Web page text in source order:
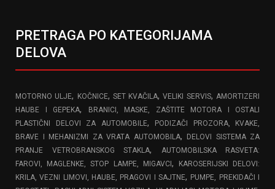
PRETRAGA PO KATEGORIJAMA
DELOVA
MOTORNO ULJE, KOČNICE, SET KVAČILA,VELIKI SERVIS, AMORTIZERI
HAUBE I GEPEKA,
BRANICI, MASKE, ZAŠTITE MOTORA I OSTALI
PLASTIČNI DELOVI ZA AUTOMOBILE,
PODIZAČI PROZORA, KVAKE,
BRAVE I MEHANIZMI ZA VRATA AUTOMOBILA,
DELOVI SISTEMA ZA
PRANJE VETROBRANSKOG STAKLA,
AUTOMOBILSKA RASVETA:
FAROVI, MAGLENKE, STOP LAMPE, MIGAVCI,
KAROSERIJSKI DELOVI:
KRILA, VEZNI LIMOVI, HAUBE, PRAGOVI I SAJTNE, PUMPE, PREKIDAČI I